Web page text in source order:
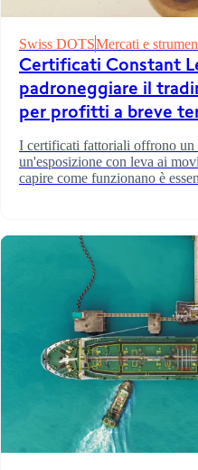
Swiss DOTSMercati e
Certificati Constant
padroneggiare il
per profitti a breve
I certificati fattoriali offrono un
un'esposizione con leva ai
capire come funzionano è